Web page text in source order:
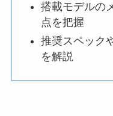
搭載モデルの
点を把握
推奨スペック
を解説